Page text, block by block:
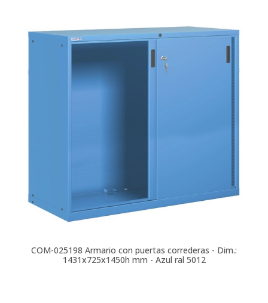
COM-025198 Armario con puertas correderas - Dim.:
1431x725x1450h mm - Azul ral 5012